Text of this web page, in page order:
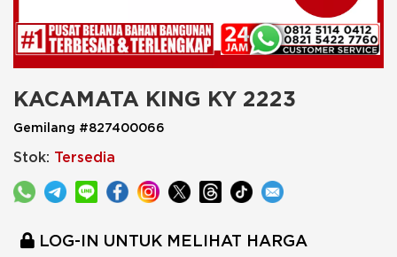
KACAMATA KING KY 2223
Gemilang #827400066
Stok: Tersedia
LOG-IN UNTUK MELIHAT HARGA